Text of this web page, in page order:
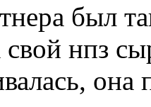
был
свой нпз
она